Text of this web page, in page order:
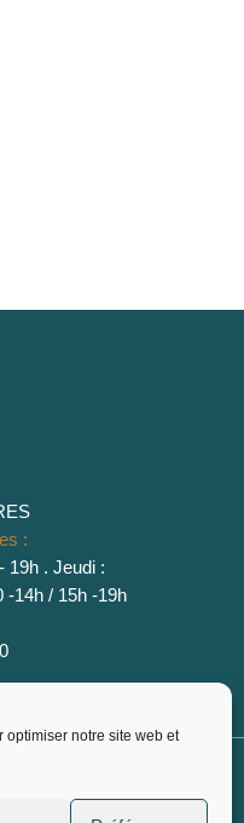
optimiser notre site web et
:
19h . Jeudi :
-14h / 15h -19h